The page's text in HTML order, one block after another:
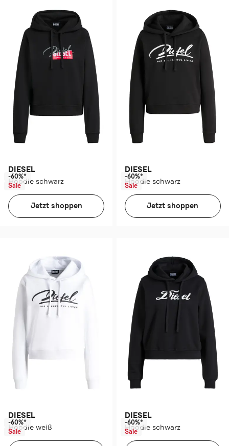
DIESEL
Hoodie schwarz
-60%*
Sale
Jetzt shoppen
DIESEL
Hoodie schwarz
-60%*
Sale
Jetzt shoppen
DIESEL
Hoodie weiß
-60%*
Sale
DIESEL
Hoodie schwarz
-60%*
Sale